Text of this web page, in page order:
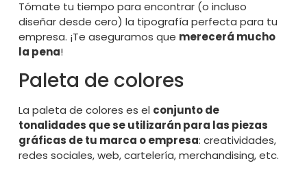
Tómate tu tiempo para encontrar (o incluso
diseñar desde cero) la tipografía perfecta para tu
empresa. ¡Te aseguramos que merecerá mucho
la pena!
Paleta de colores
La paleta de colores es el conjunto de
tonalidades que se utilizarán para las piezas
gráficas de tu marca o empresa: creatividades,
redes sociales,web, cartelería, merchandising, etc.